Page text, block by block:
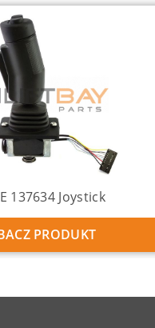
137634 Joystick
PRODUKT